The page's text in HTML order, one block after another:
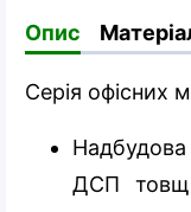
Опис
Серія офісних
ДСП